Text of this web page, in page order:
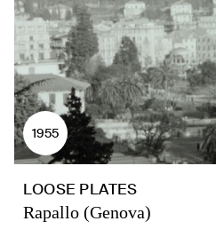
1955
LOOSE PLATES
Rapallo (Genova)